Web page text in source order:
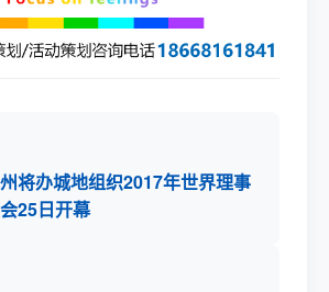
将办城地组织2017年世界理事
25日开幕